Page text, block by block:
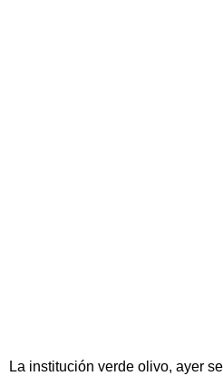
La institución verde olivo, ayer